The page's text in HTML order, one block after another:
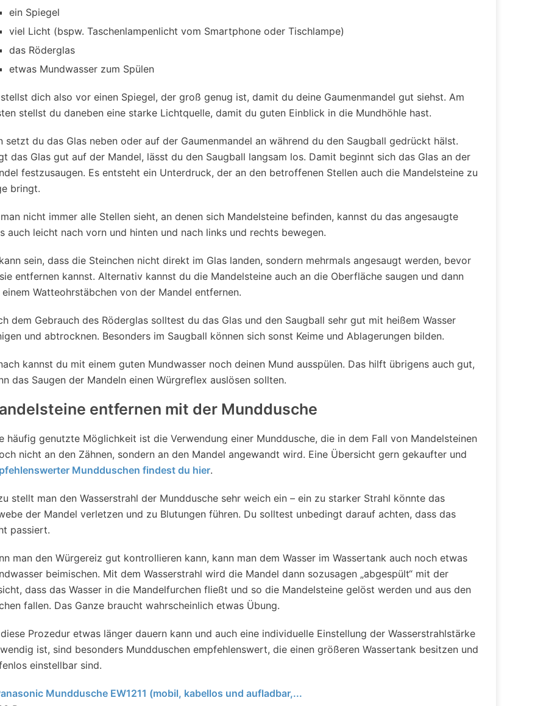
ein Spiegel
viel Licht (bspw. Taschenlampenlicht vom Smartphone oder Tischlampe)
das Röderglas
etwas Mundwasser zum Spülen
dich also vor einen Spiegel, der groß genug ist, damit du deine Gaumenmandel gut siehst. Am
stellst du daneben eine starke Lichtquelle, damit du guten Einblick in die Mundhöhle hast.
setzt du das Glas neben oder auf der Gaumenmandel an während du den Saugball gedrückt hälst.
das Glas gut auf der Mandel, lässt du den Saugball langsam los. Damit beginnt sich das Glas an der
festzusaugen. Es entsteht ein Unterdruck, der an den betroffenen Stellen auch die Mandelsteine zu
bringt.
nicht immer alle Stellen sieht, an denen sich Mandelsteine befinden, kannst du das angesaugte
auch leicht nach vorn und hinten und nach links und rechts bewegen.
sein, dass die Steinchen nicht direkt im Glas landen, sondern mehrmals angesaugt werden, bevor
entfernen kannst. Alternativ kannst du die Mandelsteine auch an die Oberfläche saugen und dann
Watteohrstäbchen von der Mandel entfernen.
dem Gebrauch des Röderglas solltest du das Glas und den Saugball sehr gut mit heißem Wasser
und abtrocknen. Besonders im Saugball können sich sonst Keime und Ablagerungen bilden.
kannst du mit einem guten Mundwasser noch deinen Mund ausspülen. Das hilft übrigens auch gut,
das Saugen der Mandeln einen Würgreflex auslösen sollten.
entfernen mit der Munddusche
häufig genutzte Möglichkeit ist die Verwendung einer Munddusche, die in dem Fall von Mandelsteinen
nicht an den Zähnen, sondern an den Mandel angewandt wird. Eine Übersicht gern gekaufter und
Mundduschen findest du hier.
stellt man den Wasserstrahl der Munddusche sehr weich ein – ein zu starker Strahl könnte das
der Mandel verletzen und zu Blutungen führen. Du solltest unbedingt darauf achten, dass das
passiert.
man den Würgereiz gut kontrollieren kann, kann man dem Wasser im Wassertank auch noch etwas
beimischen. Mit dem Wasserstrahl wird die Mandel dann sozusagen „abgespült“ mit der
dass das Wasser in die Mandelfurchen fließt und so die Mandelsteine gelöst werden und aus den
fallen. Das Ganze braucht wahrscheinlich etwas Übung.
Prozedur etwas länger dauern kann und auch eine individuelle Einstellung der Wasserstrahlstärke
ist, sind besonders Mundduschen empfehlenswert, die einen größeren Wassertank besitzen und
einstellbar sind.